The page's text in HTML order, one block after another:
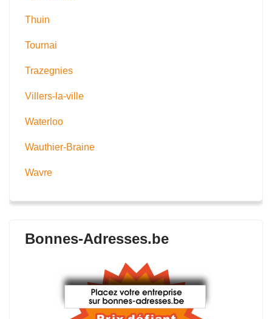
Thuin
Tournai
Trazegnies
Villers-la-ville
Waterloo
Wauthier-Braine
Wavre
Bonnes-Adresses.be